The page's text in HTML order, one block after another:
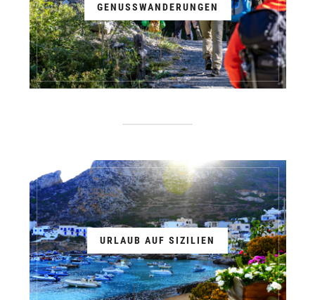
GENUSSWANDERUNGEN
URLAUB AUF SIZILIEN